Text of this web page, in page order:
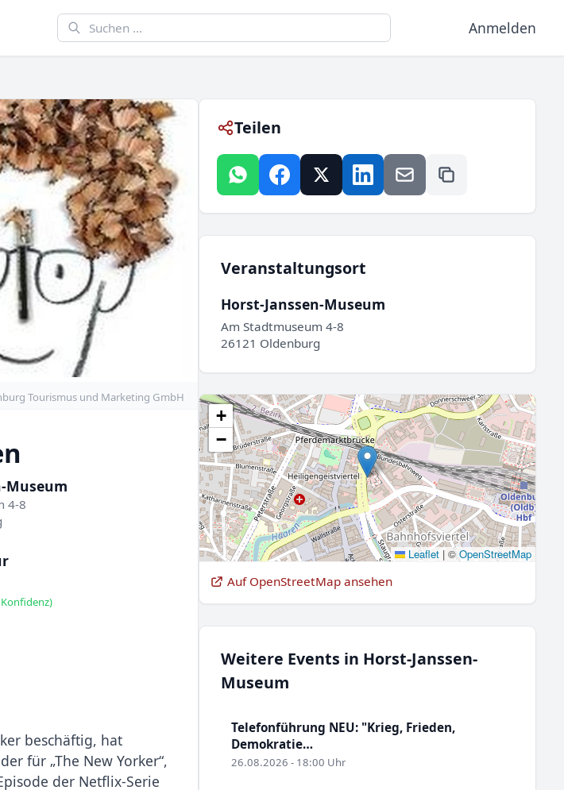
Anmelden
Tourismus und Marketing GmbH
Museum
4-8
beschäftig, hat
für „The New Yorker“,
der Netflix-Serie
Teilen
Veranstaltungsort
Horst-Janssen-Museum
Am Stadtmuseum 4-8
26121 Oldenburg
+
−
Leaflet |©OpenStreetMap
Auf OpenStreetMap ansehen
Weitere Events in Horst-Janssen-
Museum
Telefonführung NEU: "Krieg, Frieden,
Demokratie…
26.08.2026 - 18:00 Uhr